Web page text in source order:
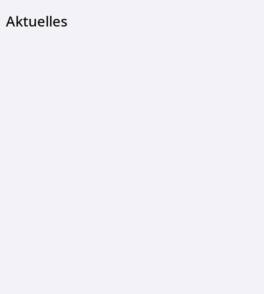
Aktuelles